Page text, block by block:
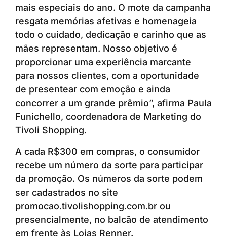
mais especiais do ano. O mote da campanha
resgata memórias afetivas e homenageia
todo o cuidado, dedicação e carinho que as
mães representam. Nosso objetivo é
proporcionar uma experiência marcante
para nossos clientes, com a oportunidade
de presentear com emoção e ainda
concorrer a um grande prêmio”, afirma Paula
Funichello, coordenadora de Marketing do
Tivoli Shopping.
A cada R$300 em compras, o consumidor
recebe um número da sorte para participar
da promoção. Os números da sorte podem
ser cadastrados no site
promocao.tivolishopping.com.br ou
presencialmente, no balcão de atendimento
em frente às Lojas Renner.